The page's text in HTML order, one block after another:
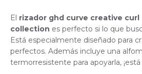
El rizador ghd curve creative
collection es perfecto si lo que
Está especialmente diseñado para
perfectos. Además incluye una
termorresistente para apoyarla,